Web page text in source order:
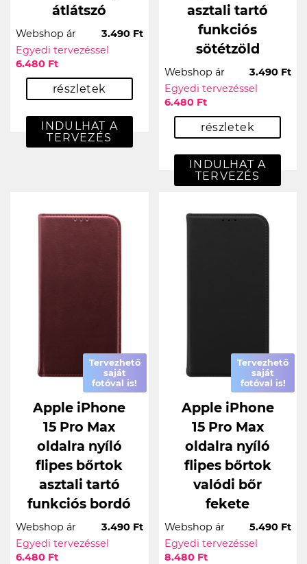
átlátszó
Webshop ár
3.490 Ft
Egyedi tervezéssel
6.480 Ft
részletek
INDULHAT A
TERVEZÉS
asztali tartó
funkciós
sötétzöld
Webshop ár
3.490 Ft
Egyedi tervezéssel
6.480 Ft
részletek
INDULHAT A
TERVEZÉS
Tervezhető
saját
fotóval is!
Apple iPhone
15 Pro Max
oldalra nyíló
flipes bőrtok
asztali tartó
funkciós bordó
Webshop ár
3.490 Ft
Egyedi tervezéssel
6.480 Ft
Tervezhető
saját
fotóval is!
Apple iPhone
15 Pro Max
oldalra nyíló
flipes bőrtok
valódi bőr
fekete
Webshop ár
5.490 Ft
Egyedi tervezéssel
8.480 Ft